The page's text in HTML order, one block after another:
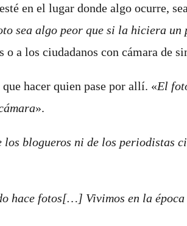
en el lugar donde algo ocurre,
sea algo peor que si la hiciera
o a los ciudadanos con cámara de
hacer quien pase por allí. «El
».
los blogueros ni de los periodistas
hace fotos[…] Vivimos en la